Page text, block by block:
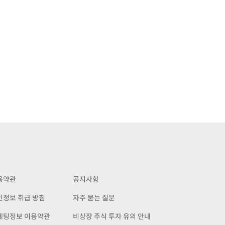
약관
정보 취급 방침
팅정보 이용약관
공지사항
자주 묻는 질문
비상장 주식 투자 유의 안내